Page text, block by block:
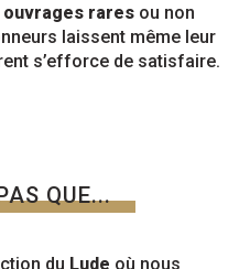
ouvrages rares ou non
laissent même leur
s’efforce de satisfaire.
QUE...
du Lude où nous